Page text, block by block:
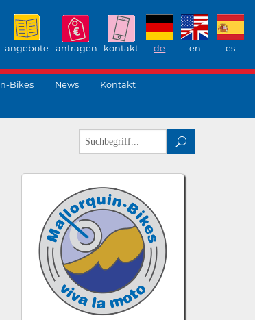
angebote anfragen kontakt de en es
Bikes News Kontakt